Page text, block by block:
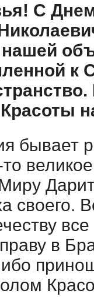
С
к
Красоты
бывает
своего.
в